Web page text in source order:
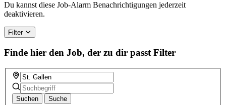
Du kannst diese Job-Alarm Benachrichtigungen jederzeit
deaktivieren.
Filter
Finde hier den Job, der zu dir passt Filter
Suchen Suche